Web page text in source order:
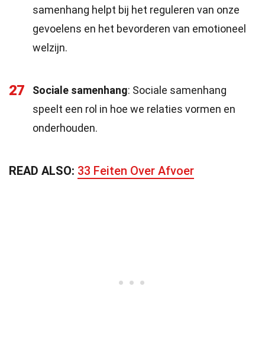
samenhang helpt bij het reguleren van onze
gevoelens en het bevorderen van emotioneel
welzijn.
27 Sociale samenhang: Sociale samenhang
speelt een rol in hoe we relaties vormen en
onderhouden.
READ ALSO: 33 Feiten Over Afvoer